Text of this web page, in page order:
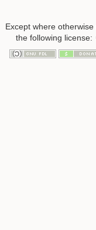
Except where
the following license: